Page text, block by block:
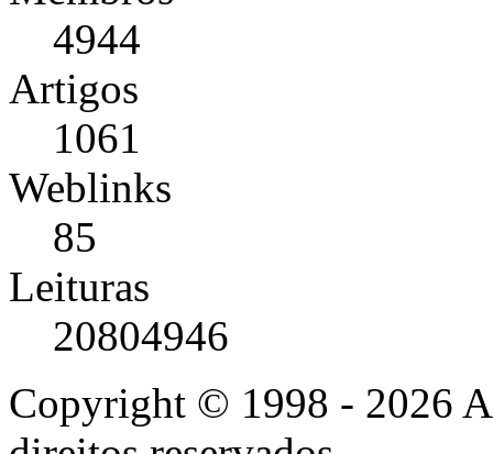
4944
Artigos
1061
Weblinks
85
Leituras
20804946
Copyright © 1998 - 2026